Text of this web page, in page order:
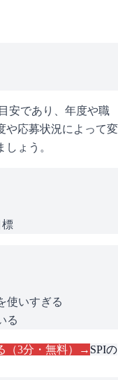
安であり、年度や職
や応募状況によって変
ょう。
標
使いすぎる
る
（3分・無料）→ SPIの